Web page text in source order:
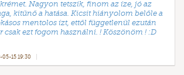
Nagyon tetszik, finom az íze, jó az
kitűnő a hatása. Kicsit hiányolom belőle a
mentolos ízt, ettől függetlenül ezután
csak ezt fogom használni. ! Köszönöm ! :D
05-15 19:30